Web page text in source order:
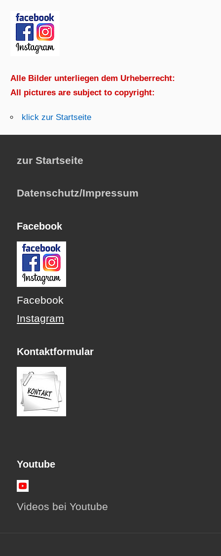
Alle Bilder unterliegen dem Urheberrecht:
All pictures are subject to copyright:
klick zur Startseite
zur Startseite
Datenschutz/Impressum
Facebook
Facebook
Instagram
Kontaktformular
Youtube
Videos bei Youtube